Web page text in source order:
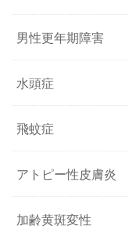
男性更年期障害
水頭症
飛蚊症
アトピー性皮膚炎
加齢黄斑変性